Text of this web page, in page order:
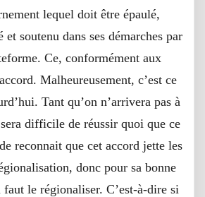
lequel doit être épaulé,
et soutenu dans ses démarches par
Ce, conformément aux
Malheureusement, c’est ce
Tant qu’on n’arrivera pas à
difficile de réussir quoi que ce
reconnait que cet accord jette les
donc pour sa bonne
le régionaliser. C’est-à-dire si